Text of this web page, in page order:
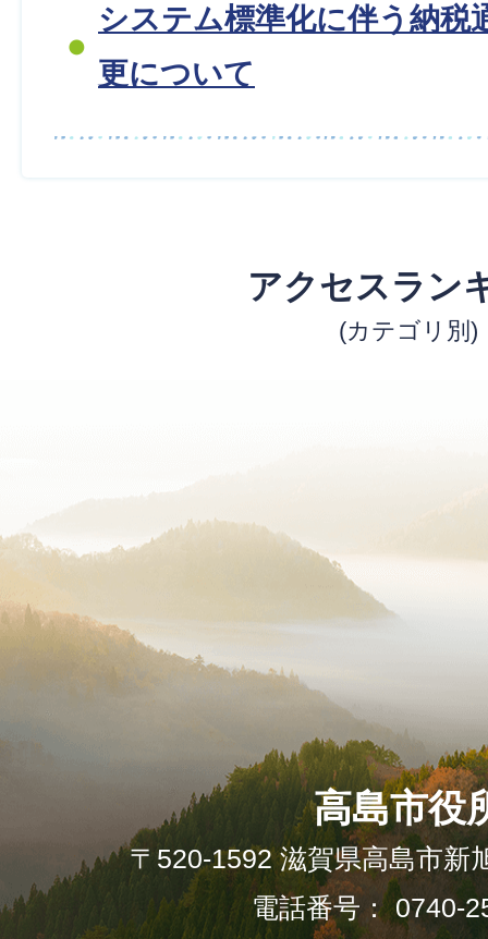
システム標準化に伴う納税
更について
アクセスラン
(カテゴリ別)
高島市役
〒520-1592 滋賀県高島市新
電話番号： 0740-